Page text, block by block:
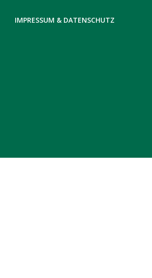
IMPRESSUM & DATENSCHUTZ